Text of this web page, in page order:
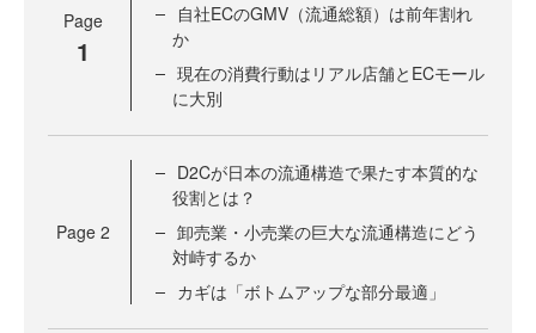
Page
1
自社ECのGMV（流通総額）は前年割れ
か
現在の消費行動はリアル店舗とECモール
に大別
Page 2
D2Cが日本の流通構造で果たす本質的な
役割とは？
卸売業・小売業の巨大な流通構造にどう
対峙するか
カギは「ボトムアップな部分最適」